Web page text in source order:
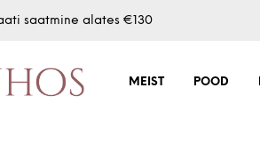
saatmine alates €130
MEIST POOD